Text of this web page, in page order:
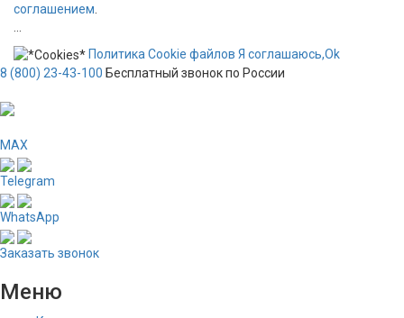
соглашением
Политика Сookie файлов Я соглашаюсь,Ok
8 (800) 23-43-100 Бесплатный звонок по России
MAX
Telegram
WhatsApp
Заказать звонок
Меню